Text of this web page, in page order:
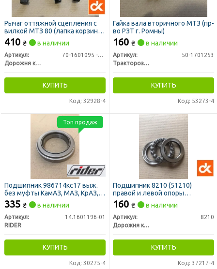
Рычаг оттяжной сцепления с
вилкой МТЗ 80 (лапка корзины)
к-кт 3шт (ДК)
410 ₴ в наличии
Артикул:
70-1601095 -01
Дорожня карта
КУПИТЬ
Код: 32928-4
Гайка вала вторичного МТЗ (пр-
во РЗТ г. Ромны)
160 ₴ в наличии
Артикул:
50-1701253
Тракторозапчасть г. Ромны
КУПИТЬ
Код: 53273-4
Подшипник 986714кс17 выж.
без муфты КамАЗ, МАЗ, КрАЗ,
МТЗ, УРАЛ (RIDER)
335 ₴ в наличии
Артикул:
14.1601196-01
RIDER
КУПИТЬ
Код: 30275-4
Топ продаж
Подшипник 8210 (51210)
правой и левой опоры
передней оси МТЗ (ДК)
160 ₴ в наличии
Артикул:
8210
Дорожня карта
КУПИТЬ
Код: 37217-4